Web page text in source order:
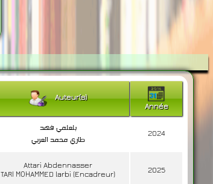
Auteur(s)
Année
بلعلمي فهد
طاري محمد العربي
2024
Attari Abdennasser
TARI MOHAMMED larbi (Encadreur)
2025